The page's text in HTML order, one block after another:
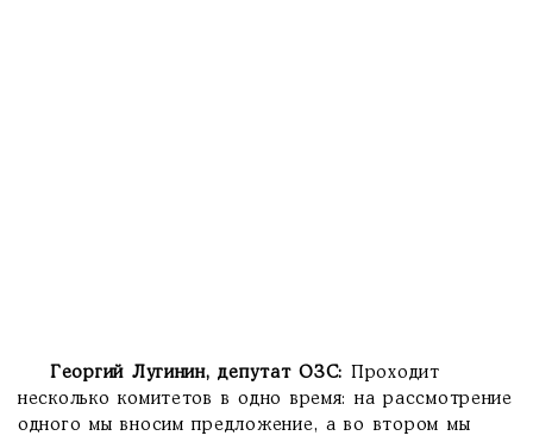
Георгий Лугинин,депутат ОЗС: Проходит
несколько комитетов в одно время: на рассмотрение
одного мы вносим предложение, а во втором мы